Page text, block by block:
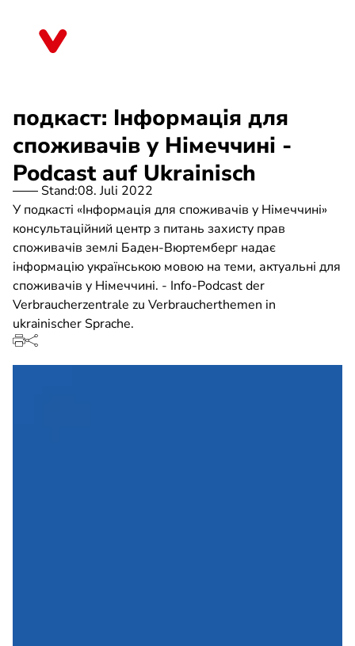
подкаст: Інформація для
споживачів у Німеччині -
Podcast auf Ukrainisch
Stand:08. Juli 2022
У подкасті «Інформація для споживачів у Німеччині»
консультаційний центр з питань захисту прав
споживачів землі Баден-Вюртемберг надає
інформацію українською мовою на теми, актуальні для
споживачів у Німеччині. - Info-Podcast der
Verbraucherzentrale zu Verbraucherthemen in
ukrainischer Sprache.